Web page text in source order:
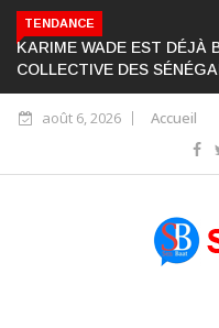
TENDANCE
KARIME WADE EST DÉJÀ
COLLECTIVE DES
août 6, 2026 Accueil